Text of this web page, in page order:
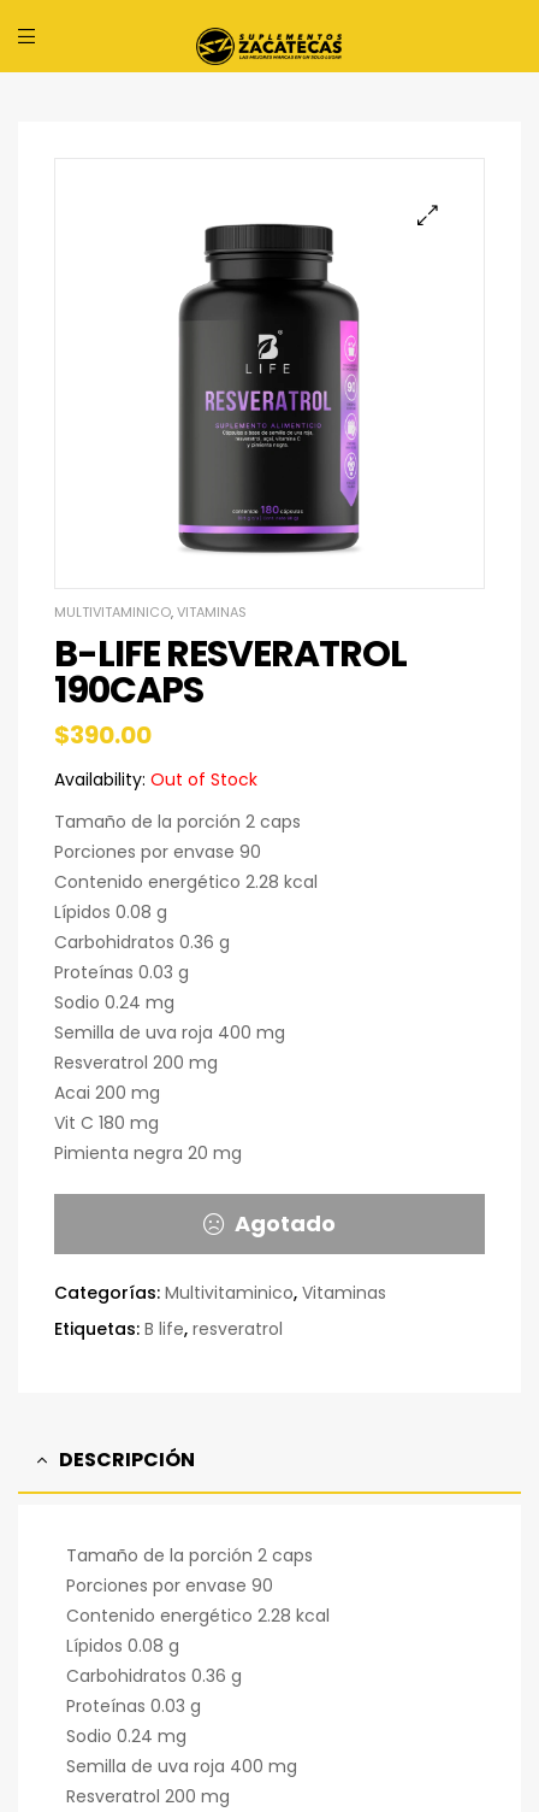
MULTIVITAMINICO,VITAMINAS
B-LIFE RESVERATROL
190CAPS
$390.00
Availability: Out of Stock
Tamaño de la porción 2 caps
Porciones por envase 90
Contenido energético 2.28 kcal
Lípidos 0.08 g
Carbohidratos 0.36 g
Proteínas 0.03 g
Sodio 0.24 mg
Semilla de uva roja 400 mg
Resveratrol 200 mg
Acai 200 mg
Vit C 180 mg
Pimienta negra 20 mg
Agotado
Categorías: Multivitaminico, Vitaminas
Etiquetas: B life, resveratrol
DESCRIPCIÓN
Tamaño de la porción 2 caps
Porciones por envase 90
Contenido energético 2.28 kcal
Lípidos 0.08 g
Carbohidratos 0.36 g
Proteínas 0.03 g
Sodio 0.24 mg
Semilla de uva roja 400 mg
Resveratrol 200 mg